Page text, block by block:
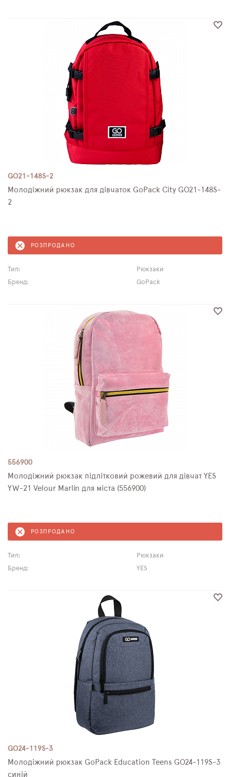
GO21-148S-2
Молодіжний рюкзак для дівчаток GoPack City GO21-148S-
2
РОЗПРОДАНО
Тип:
Рюкзаки
Бренд:
GoPack
556900
Молодіжний рюкзак підлітковий рожевий для дівчат YES
YW-21 Velour Marlin для міста (556900)
РОЗПРОДАНО
Тип:
Рюкзаки
Бренд:
YES
GO24-119S-3
Молодіжний рюкзак GoPack Education Teens GO24-119S-3
синій